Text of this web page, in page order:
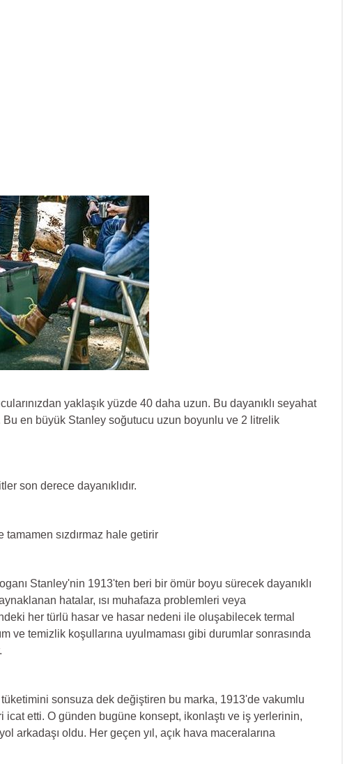
yaklaşık yüzde 40 daha uzun. Bu dayanıklı seyahat
en büyük Stanley soğutucu uzun boyunlu ve 2 litrelik
son derece dayanıklıdır.
sızdırmaz hale getirir
Stanley'nin 1913'ten beri bir ömür boyu sürecek dayanıklı
hatalar, ısı muhafaza problemleri veya
her türlü hasar ve hasar nedeni ile oluşabilecek termal
ve temizlik koşullarına uyulmaması gibi durumlar sonrasında
sonsuza dek değiştiren bu marka, 1913'de vakumlu
etti. O günden bugüne konsept, ikonlaştı ve iş yerlerinin,
arkadaşı oldu. Her geçen yıl, açık hava maceralarına